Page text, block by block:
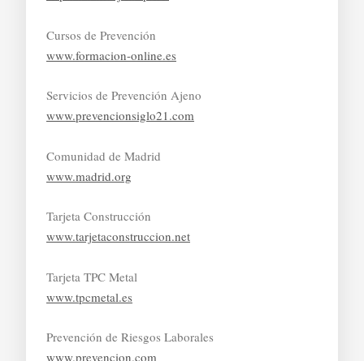
Cursos de Prevención
www.formacion-online.es
Servicios de Prevención Ajeno
www.prevencionsiglo21.com
Comunidad de Madrid
www.madrid.org
Tarjeta Construcción
www.tarjetaconstruccion.net
Tarjeta TPC Metal
www.tpcmetal.es
Prevención de Riesgos Laborales
www.prevencion.com